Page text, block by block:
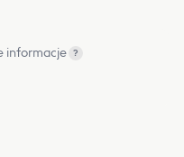
informacje ?